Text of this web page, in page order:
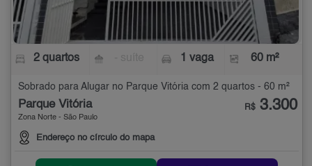
2 quartos 1 vaga 60 m²
Sobrado para Alugar no Parque Vitória com 2 quartos - 60 m²
Parque Vitória
Zona Norte - São Paulo
Endereço no círculo do mapa
R$ 3.300